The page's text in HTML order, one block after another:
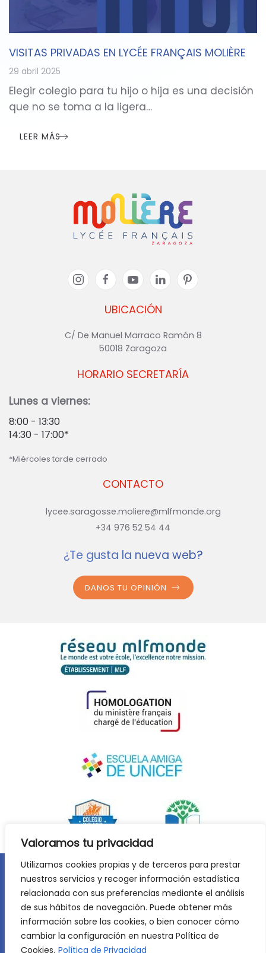
Valoramos tu privacidad
Utilizamos cookies propias y de terceros para prestar
nuestros servicios y recoger información estadística
relacionada con sus preferencias mediante el análisis
de sus hábitos de navegación. Puede obtener más
información sobre las cookies, o bien conocer cómo
cambiar la configuración en nuestra Política de
Cookies. Política de Privacidad
VISITAS PRIVADAS EN LYCÉE FRANÇAIS MOLIÈRE
29 abril 2025
Elegir colegio para tu hijo o hija es una decisión
que no se toma a la ligera…
LEER MÁS
UBICACIÓN
C/ De Manuel Marraco Ramón 8
50018 Zaragoza
CONTACTO
lycee.saragosse.moliere@mlfmonde.org
+34 976 52 54 44
HORARIO SECRETARÍA
Lunes a viernes:
8:00 - 13:30
14:30 - 17:00*
*Miércoles tarde cerrado
¿Te gusta la nueva web?
DANOS TU OPINIÓN
Aviso legal
Política de privacidad
Política de cookies
©2026Lycée Français Molière de Zaragoza. Todos los
derechos reservados. Desarrollo web: